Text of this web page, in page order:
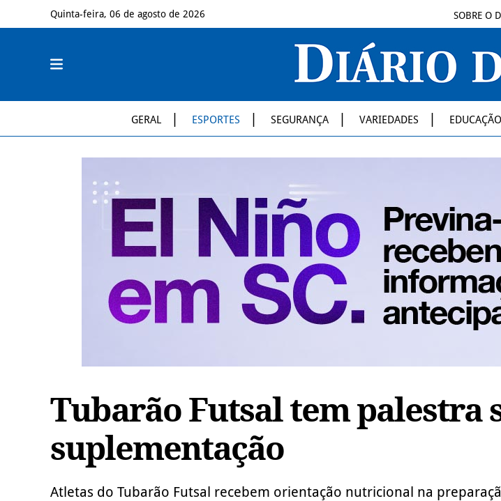
Quinta-feira, 06 de agosto de 2026 SOBRE O
GERAL ESPORTES SEGURANÇA VARIEDADES EDUCAÇÃO
Tubarão Futsal tem palestra
suplementação
Atletas do Tubarão Futsal recebem orientação nutricional na